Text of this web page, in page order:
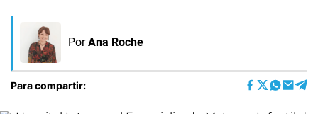
Por Ana Roche
Para compartir: